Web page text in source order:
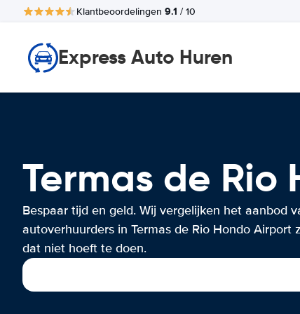
Klantbeoordelingen 9.1 / 10
Express Auto Huren
Termas de Rio
Bespaar tijd en geld. Wij vergelijken het aanbod
autoverhuurders in Termas de Rio Hondo Airport
dat niet hoeft te doen.